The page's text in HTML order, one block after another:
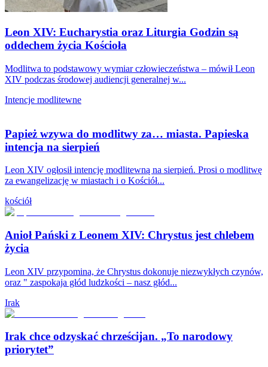
Leon XIV: Eucharystia oraz Liturgia Godzin są
oddechem życia Kościoła
Modlitwa to podstawowy wymiar człowieczeństwa – mówił Leon
XIV podczas środowej audiencji generalnej w...
Intencje modlitewne
Papież wzywa do modlitwy za… miasta. Papieska
intencja na sierpień
Leon XIV ogłosił intencję modlitewną na sierpień. Prosi o modlitwę
za ewangelizację w miastach i o Kościół...
kościół
Anioł Pański z Leonem XIV: Chrystus jest chlebem
życia
Leon XIV przypomina, że Chrystus dokonuje niezwykłych czynów,
oraz " zaspokaja głód ludzkości – nasz głód...
Irak
Irak chce odzyskać chrześcijan. „To narodowy
priorytet”